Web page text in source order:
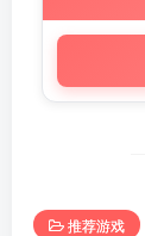
推荐游戏